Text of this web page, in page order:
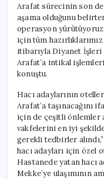
Arafat sürecinin son
aşama olduğunu
operasyon
için tüm
itibarıyla Diyanet İşleri
Arafat’a intikal
konuştu.
Hacı adaylarının
Arafat’a taşınacağını
için de çeşitli önlemler
vakfelerini en iyi
gerekli tedbirler
hacı adayları için
Hastanede yatan hacı
Mekke’ye ulaşımının